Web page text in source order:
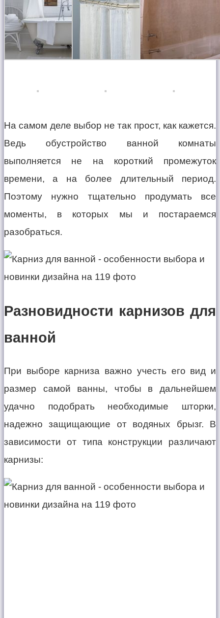
На самом деле выбор не так прост, как кажется.
Ведь обустройство ванной комнаты
выполняется не на короткий промежуток
времени, а на более длительный период.
Поэтому нужно тщательно продумать все
моменты, в которых мы и постараемся
разобраться.
Разновидности карнизов для
ванной
При выборе карниза важно учесть его вид и
размер самой ванны, чтобы в дальнейшем
удачно подобрать необходимые шторки,
надежно защищающие от водяных брызг. В
зависимости от типа конструкции различают
карнизы: